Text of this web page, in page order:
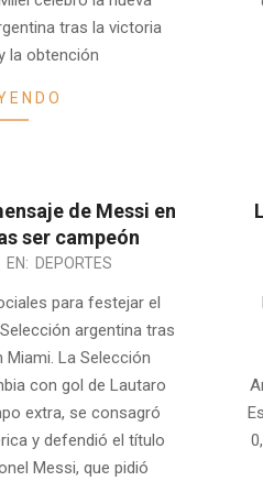
tras la victoria
la obtención
de Messi en
ser campeón
EN: DEPORTES
para festejar el
argentina tras
La Selección
con gol de Lautaro
extra, se consagró
y defendió el título
Messi, que pidió